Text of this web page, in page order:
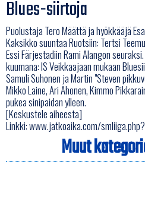
Blues-siirtoja
Puolustaja Tero Määttä ja hyökkääjä
Kaksikko suuntaa Ruotsiin: Tertsi
Essi Färjestadiin Rami Alangon
kuumana: IS Veikkaajaan mukaan
Samuli Suhonen ja Martin "Steven
Mikko Laine, Ari Ahonen, Kimmo
pukea sinipaidan ylleen.
[Keskustele aiheesta]
Linkki:www.jatkoaika.com/
Muut